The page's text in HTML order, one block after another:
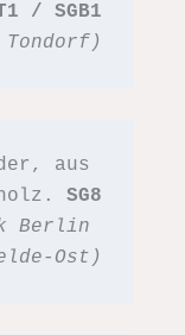
/ SGB1
aus
SG8
Berlin
Ost)